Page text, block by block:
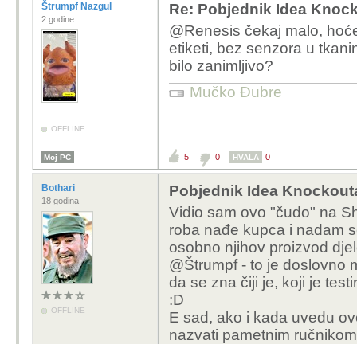
Štrumpf Nazgul
2 godine
OFFLINE
Re: Pobjednik Idea
@Renesis čekaj malo,
etiketi, bez senzora u
bilo zanimljivo?
Mučko Đubre
Moj PC 5 0 HVALA 0
Bothari
18 godina
OFFLINE
Pobjednik Idea
Vidio sam ovo "čudo" na
roba nađe kupca i nadam
osobno njihov proizvod
@Štrumpf - to je doslovno
da se zna čiji je, koji je
:D
E sad, ako i kada uvedu
nazvati pametnim